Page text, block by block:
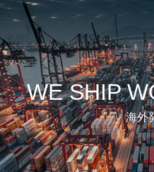
WE SHIP
海外